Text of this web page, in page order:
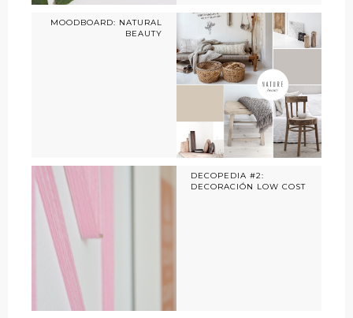
MOODBOARD: NATURAL
BEAUTY
DECOPEDIA #2:
DECORACIÓN LOW COST